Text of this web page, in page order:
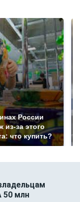
России
из-за этого
что купить?
50 млн